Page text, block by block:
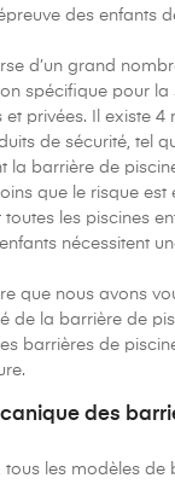
des enfants
d’un grand
spécifique pour la
et privées. Il existe 4
de sécurité, tel
la barrière de
que le risque est
les piscines
nécessitent
que nous avons
de la barrière de
barrières de
des
tous les modèles de